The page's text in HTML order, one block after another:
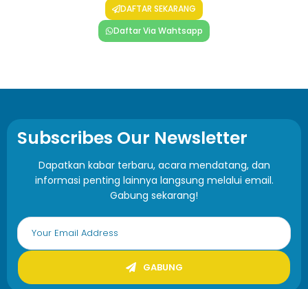
DAFTAR SEKARANG
Daftar Via Wahtsapp
Subscribes Our Newsletter
Dapatkan kabar terbaru, acara mendatang, dan
informasi penting lainnya langsung melalui email.
Gabung sekarang!
GABUNG